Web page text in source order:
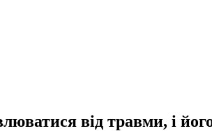
від травми, і